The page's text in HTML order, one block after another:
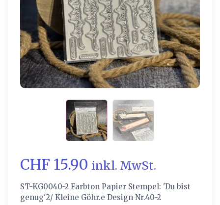
CHF 15.90 inkl. MwSt.
ST-KG0040-2 Farbton Papier Stempel: 'Du bist
genug'2/ Kleine Göhr.e Design Nr.40-2